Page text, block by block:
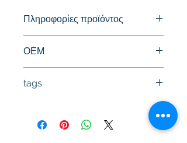
Πληροφορίες προϊόντος
ΟΕΜ
tags
#Κυλινδροκεφαλή #Κεφαλάρι
#TPTOPLINE